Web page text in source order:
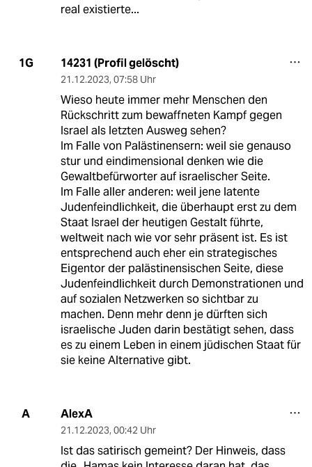
real existierte...
1G 14231 (Profil gelöscht)
21.12.2023, 07:58 Uhr
Wieso heute immer mehr Menschen den
Rückschritt zum bewaffneten Kampf gegen
Israel als letzten Ausweg sehen?
Im Falle von Palästinensern: weil sie genauso
stur und eindimensional denken wie die
Gewaltbefürworter auf israelischer Seite.
Im Falle aller anderen: weil jene latente
Judenfeindlichkeit, die überhaupt erst zu dem
Staat Israel der heutigen Gestalt führte,
weltweit nach wie vor sehr präsent ist. Es ist
entsprechend auch eher ein strategisches
Eigentor der palästinensischen Seite, diese
Judenfeindlichkeit durch Demonstrationen und
auf sozialen Netzwerken so sichtbar zu
machen. Denn mehr denn je dürften sich
israelische Juden darin bestätigt sehen, dass
es zu einem Leben in einem jüdischen Staat für
sie keine Alternative gibt.
A AlexA
21.12.2023, 00:42 Uhr
Ist das satirisch gemeint? Der Hinweis, dass